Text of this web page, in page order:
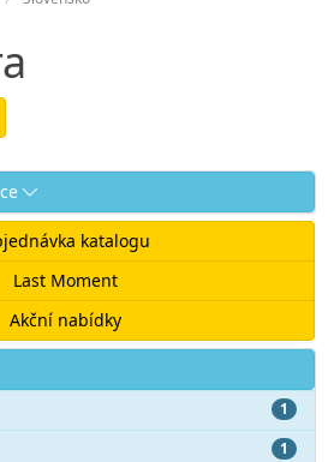
katalogu
Last Moment
Akční nabídky
1
1